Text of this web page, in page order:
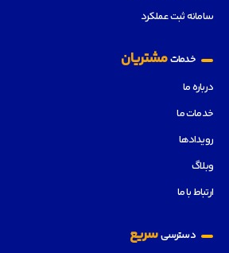
سامانه ثبت عملکرد
خدماتمشتریان
درباره ما
خدمات ما
رویدادها
وبلاگ
ارتباط با ما
دسترسیسریع